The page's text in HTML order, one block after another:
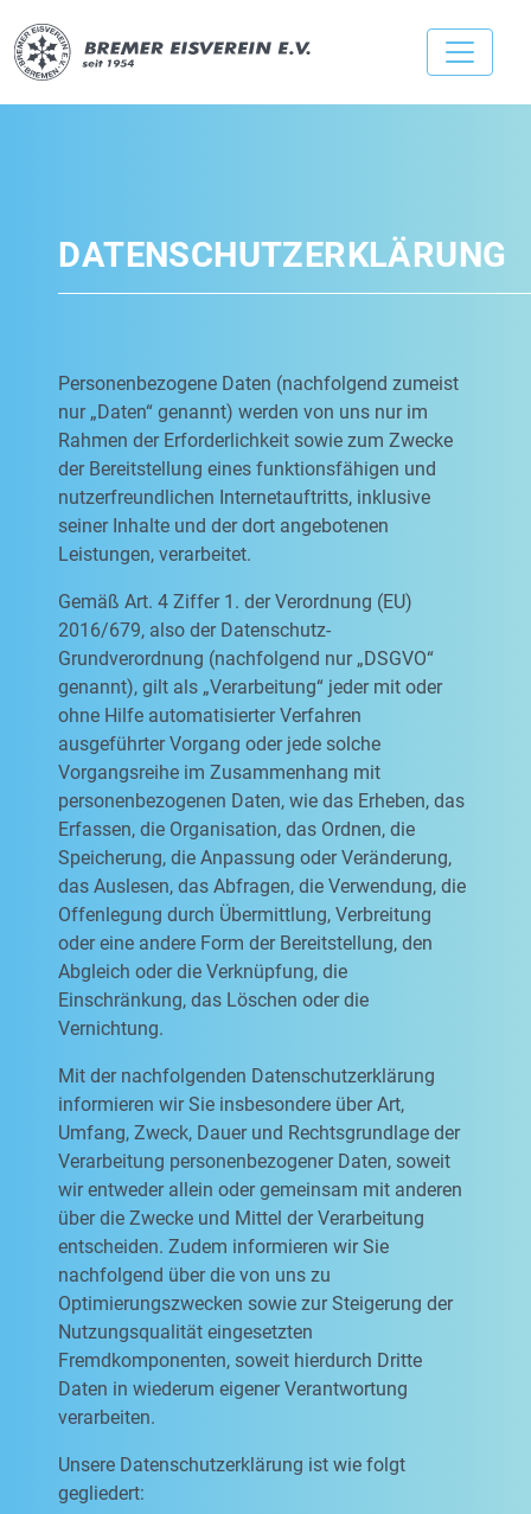
DATENSCHUTZERKLÄRUNG
Personenbezogene Daten (nachfolgend zumeist
nur „Daten“ genannt) werden von uns nur im
Rahmen der Erforderlichkeit sowie zum Zwecke
der Bereitstellung eines funktionsfähigen und
nutzerfreundlichen Internetauftritts, inklusive
seiner Inhalte und der dort angebotenen
Leistungen, verarbeitet.
Gemäß Art. 4 Ziffer 1. der Verordnung (EU)
2016/679, also der Datenschutz-
Grundverordnung (nachfolgend nur „DSGVO“
genannt), gilt als „Verarbeitung“ jeder mit oder
ohne Hilfe automatisierter Verfahren
ausgeführter Vorgang oder jede solche
Vorgangsreihe im Zusammenhang mit
personenbezogenen Daten, wie das Erheben, das
Erfassen, die Organisation, das Ordnen, die
Speicherung, die Anpassung oder Veränderung,
das Auslesen, das Abfragen, die Verwendung, die
Offenlegung durch Übermittlung, Verbreitung
oder eine andere Form der Bereitstellung, den
Abgleich oder die Verknüpfung, die
Einschränkung, das Löschen oder die
Vernichtung.
Mit der nachfolgenden Datenschutzerklärung
informieren wir Sie insbesondere über Art,
Umfang, Zweck, Dauer und Rechtsgrundlage der
Verarbeitung personenbezogener Daten, soweit
wir entweder allein oder gemeinsam mit anderen
über die Zwecke und Mittel der Verarbeitung
entscheiden. Zudem informieren wir Sie
nachfolgend über die von uns zu
Optimierungszwecken sowie zur Steigerung der
Nutzungsqualität eingesetzten
Fremdkomponenten, soweit hierdurch Dritte
Daten in wiederum eigener Verantwortung
verarbeiten.
Unsere Datenschutzerklärung ist wie folgt
gegliedert: